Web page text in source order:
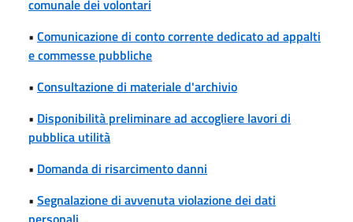
comunale dei volontari
• Comunicazione di conto corrente dedicato ad appalti
e commesse pubbliche
• Consultazione di materiale d'archivio
• Disponibilità preliminare ad accogliere lavori di
pubblica utilità
• Domanda di risarcimento danni
• Segnalazione di avvenuta violazione dei dati